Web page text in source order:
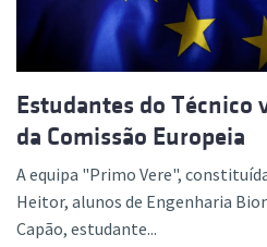
Estudantes do Técnico
da Comissão Europeia
A equipa "Primo Vere",
Heitor, alunos de Engenharia
Capão, estudante...